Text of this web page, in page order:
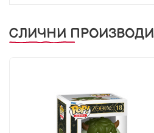
СЛИЧНИ ПРОИЗВОДИ